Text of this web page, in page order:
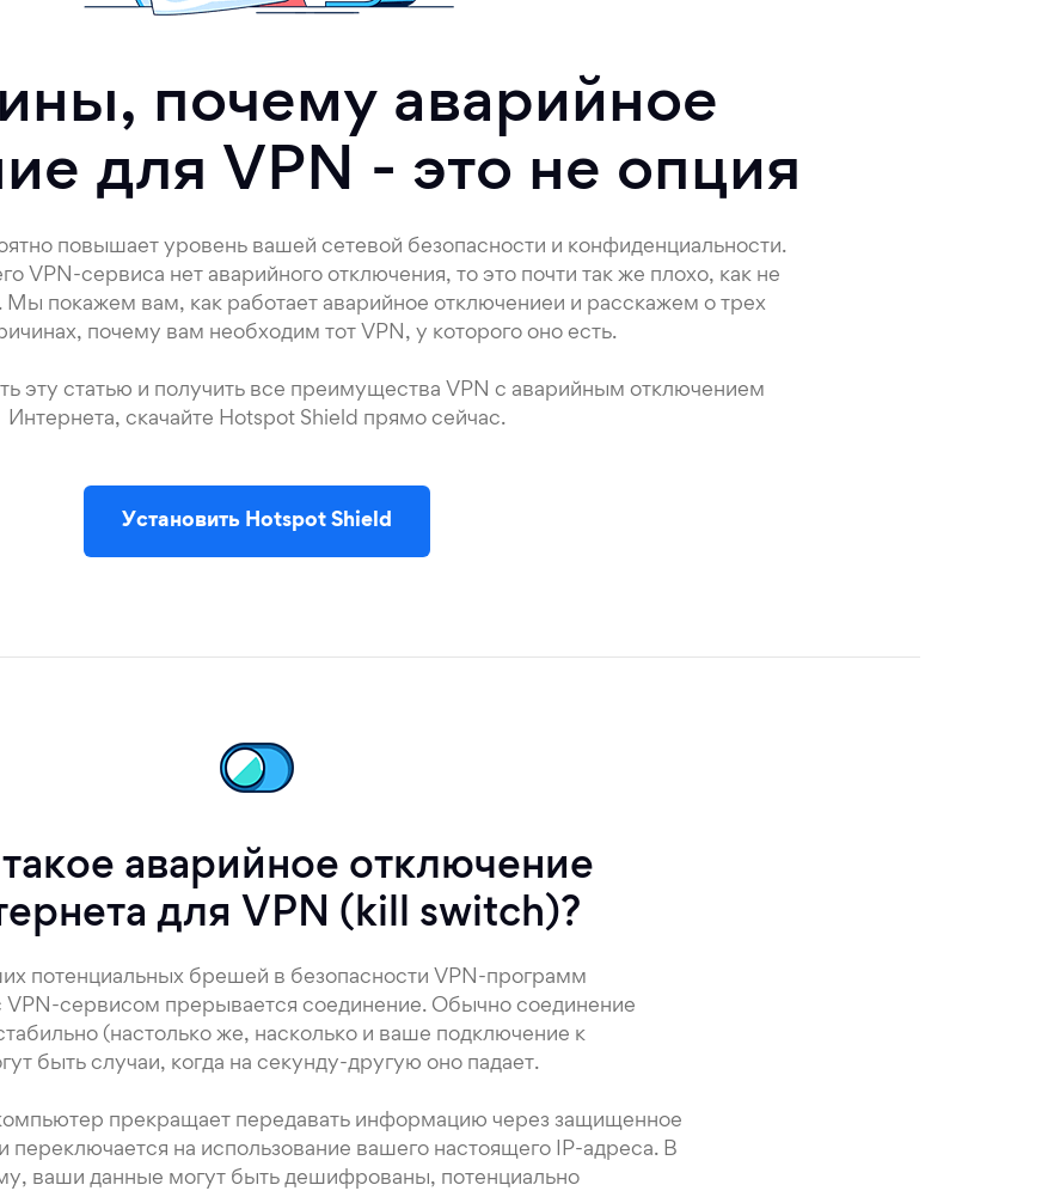
почему аварийное
для VPN - это не опция
повышает уровень вашей сетевой безопасности и конфиденциальности.
VPN-сервиса нет аварийного отключения, то это почти так же плохо, как не
Мы покажем вам, как работает аварийное отключениеи и расскажем о трех
почему вам необходим тот VPN, у которого оно есть.
эту статью и получить все преимущества VPN с аварийным отключением
Интернета, скачайте Hotspot Shield прямо сейчас.
Установить Hotspot Shield
аварийное отключение
для VPN (kill switch)?
потенциальных брешей в безопасности VPN-программ
VPN-сервисом прерывается соединение. Обычно соединение
(настолько же, насколько и ваше подключение к
быть случаи, когда на секунду-другую оно падает.
прекращает передавать информацию через защищенное
переключается на использование вашего настоящего IP-адреса. В
ваши данные могут быть дешифрованы, потенциально